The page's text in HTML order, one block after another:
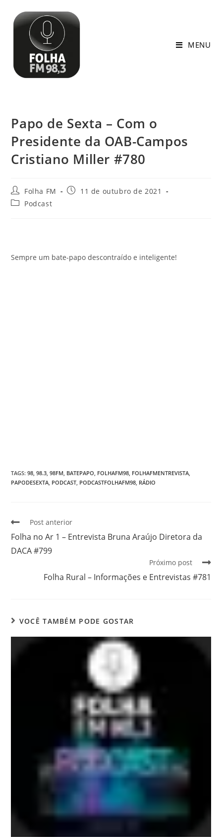
MENU
Papo de Sexta – Com o
Presidente da OAB-Campos
Cristiano Miller #780
Folha FM
11 de outubro de 2021
Podcast
Sempre um bate-papo descontraído e inteligente!
TAGS:98 98.3 98FM BATEPAPO FOLHAFM98 FOLHAFMENTREVISTA
PAPODESEXTA PODCAST PODCASTFOLHAFM98 RÁDIO
Post anterior
Folha no Ar 1 – Entrevista Bruna Araújo Diretora da
DACA #799
Próximo post
Folha Rural – Informações e Entrevistas #781
VOCÊ TAMBÉM PODE GOSTAR